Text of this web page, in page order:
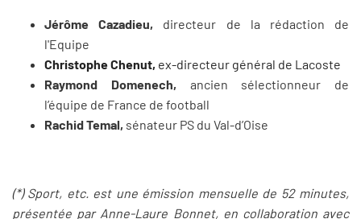
Jérôme Cazadieu, directeur de la rédaction de
l'Equipe
Christophe Chenut, ex-directeur général de Lacoste
Raymond Domenech, ancien sélectionneur de
l’équipe de France de football
Rachid Temal, sénateur PS du Val-d’Oise
(*) Sport, etc. est une émission mensuelle de 52 minutes,
présentée par Anne-Laure Bonnet, en collaboration avec